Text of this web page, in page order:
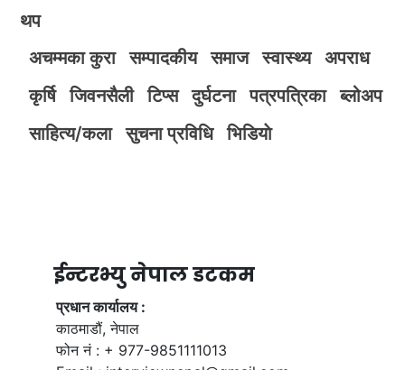
थप
अचम्मका कुरा
सम्पादकीय समाज स्वास्थ्य
अपराध
कृर्षि
जिवनसैली टिप्स दुर्घटना पत्रपत्रिका
ब्लोअप
साहित्य/कला
सुचना प्रविधि भिडियाे
ईन्टरभ्यु नेपाल डटकम
प्रधान कार्यालय :
काठमाडौं, नेपाल
फोन नं : + 977-9851111013